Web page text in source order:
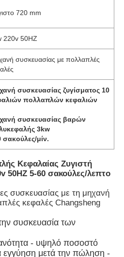
συσκευασίας
720 mm
220v 50HZ
συσκευασίας με πολλαπλές
συσκευασίας ζυγίσματος 10
πολλαπλών κεφαλιών
συσκευασίας βαρών
3kw
σακούλες/μίν.
Κεφαλαίας Ζυγιστή
50HZ 5-60 σακούλες/λεπτο
συσκευασίας με τη μηχανή
κεφαλές Changsheng
συσκευασία των
- υψηλό ποσοστό
εγγύηση μετά την πώληση -